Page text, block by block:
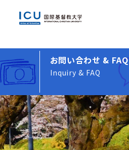
お問い合わせ & FAQ
Inquiry & FAQ